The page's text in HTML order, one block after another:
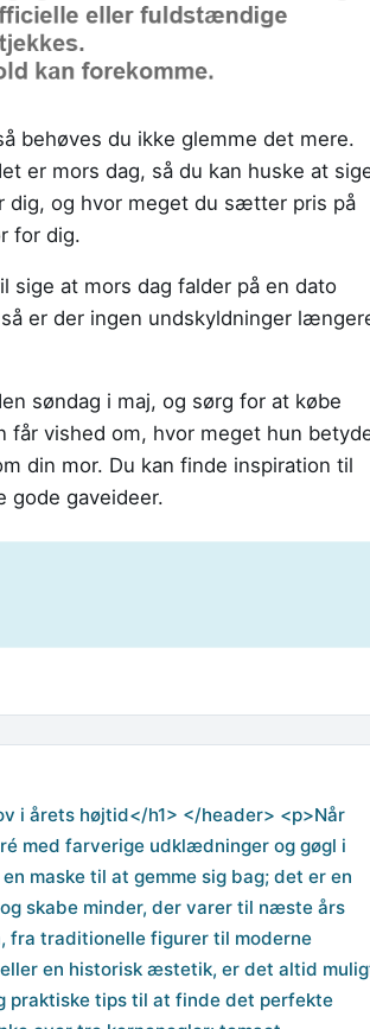
behøves du ikke glemme det mere.
er mors dag, så du kan huske at
og hvor meget du sætter pris på
for dig.
sige at mors dag falder på en dato
er der ingen undskyldninger
søndag i maj, og sørg for at købe
får vished om, hvor meget hun
din mor. Du kan finde inspiration til
gode gaveideer.
i årets højtid</h1> </header> <p>Når
med farverige udklædninger og gøgl i
maske til at gemme sig bag; det er en
skabe minder, der varer til næste års
fra traditionelle figurer til moderne
en historisk æstetik, er det altid
tips til at finde det perfekte